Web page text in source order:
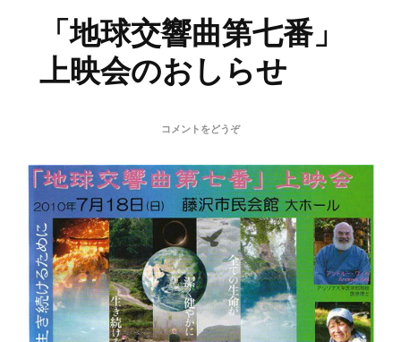
「地球交響曲第七番」
上映会のおしらせ
コメントをどうぞ(「地
響
曲
第
七
番」
上
映
会
の